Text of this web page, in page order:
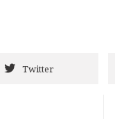
Twitter